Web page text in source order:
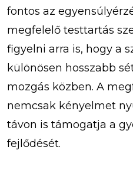
fontos az
megfelelő testtartás
figyelni arra is, hogy a
különösen hosszabb
mozgás közben. A
nemcsak kényelmet
távon is támogatja a
fejlődését.